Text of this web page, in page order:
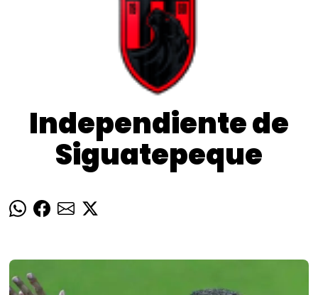
Independiente de
Siguatepeque